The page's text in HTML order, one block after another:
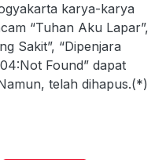
karya-karya
“Tuhan Aku Lapar”,
Sakit”, “Dipenjara
Found” dapat
telah dihapus.(*)